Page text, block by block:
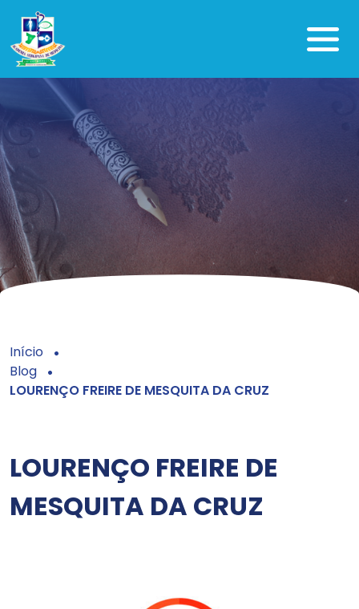
Início
Blog
LOURENÇO FREIRE DE MESQUITA DA CRUZ
LOURENÇO FREIRE DE
MESQUITA DA CRUZ